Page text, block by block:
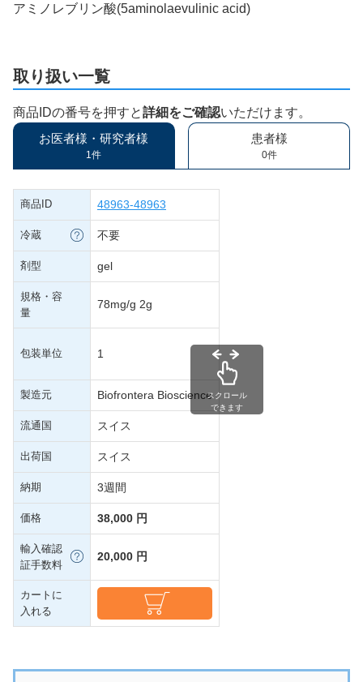
アミノレブリン酸(5aminolaevulinic acid)
取り扱い一覧
商品IDの番号を押すと詳細をご確認いただけます。
お医者様・研究者様
1件
患者様
0件
商品ID 48963-48963
冷蔵 不要
剤型 gel
規格・容
量
78mg/g 2g
包装単位 1
製造元 Biofrontera Bioscience
流通国 スイス
出荷国 スイス
納期 3週間
価格 38,000 円
輸入確認
証手数料
20,000 円
カートに
入れる
スクロール
できます